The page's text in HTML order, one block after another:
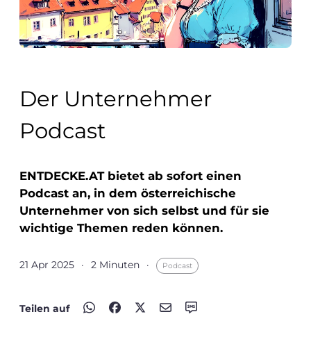
Der Unternehmer
Podcast
ENTDECKE.AT bietet ab sofort einen
Podcast an, in dem österreichische
Unternehmer von sich selbst und für sie
wichtige Themen reden können.
21 Apr 2025 · 2 Minuten · Podcast
Teilen auf